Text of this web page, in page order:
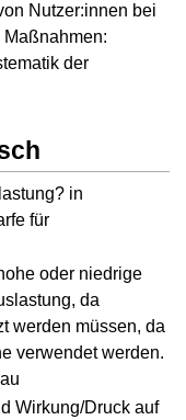
Nutzer:innen bei
der
in
für
oder niedrige
da
werden müssen, da
verwendet werden.
Wirkung/Druck auf